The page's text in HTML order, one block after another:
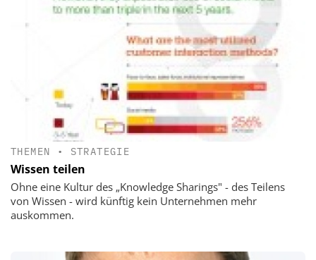
THEMEN • STRATEGIE
Wissen teilen
Ohne eine Kultur des „Knowledge Sharings" - des Teilens
von Wissen - wird künftig kein Unternehmen mehr
auskommen.